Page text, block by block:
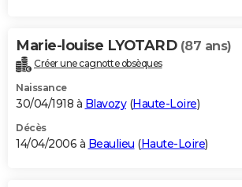
Marie-louise LYOTARD (87 ans)
Créer une cagnotte obsèques
Naissance
30/04/1918 à Blavozy(Haute-Loire)
Décès
14/04/2006 à Beaulieu (Haute-Loire)